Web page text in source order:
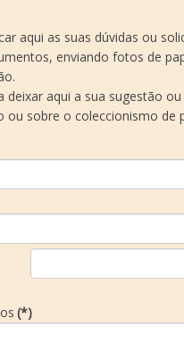
aqui as suas dúvidas ou
enviando fotos de
deixar aqui a sua sugestão
ou sobre o coleccionismo de
(*)